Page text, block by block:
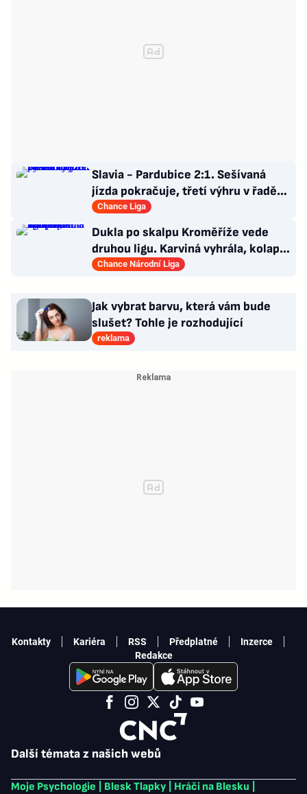
Slavia - Pardubice 2:1. Sešívaná
jízda pokračuje, třetí výhru v řadě
zařídil Chytil
Chance Liga
Dukla po skalpu Kroměříže vede
druhou ligu. Karviná vyhrála, kolaps
Ústí a triumf Táborska
Chance Národní Liga
Jak vybrat barvu, která vám bude
slušet? Tohle je rozhodující
reklama
Další témata z našich webů
Moje Psychologie Blesk Tlapky Hráči na Blesku
Kontakty Kariéra RSS Předplatné
Inzerce
Redakce